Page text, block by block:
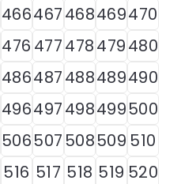
466467468469470
476 477478479480
486487488489490
496497498499500
506507508509 510
516 517 518 519 520